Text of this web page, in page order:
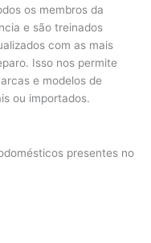
os membros da
e são treinados
com as mais
Isso nos permite
e modelos de
ou importados.
presentes no